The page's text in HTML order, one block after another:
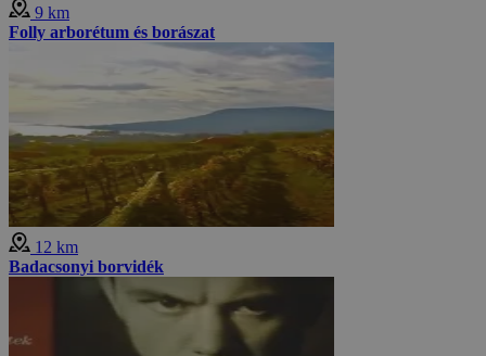
9 km
Folly arborétum és borászat
12 km
Badacsonyi borvidék